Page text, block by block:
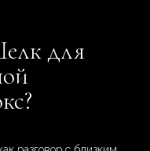
для